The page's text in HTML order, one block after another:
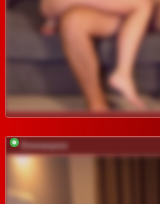
Emmanyxxx